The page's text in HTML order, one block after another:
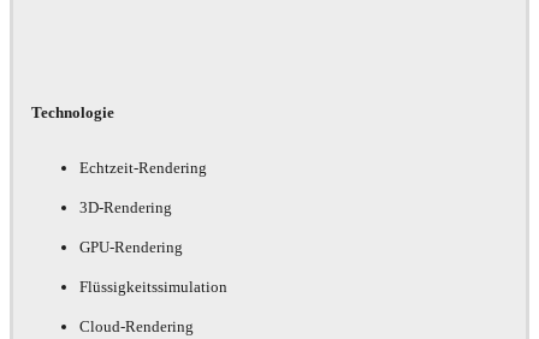
Technologie
Echtzeit-Rendering
3D-Rendering
GPU-Rendering
Flüssigkeitssimulation
Cloud-Rendering